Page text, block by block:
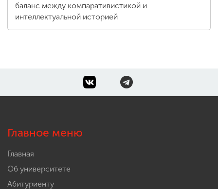
баланс между компаративистикой и
интеллектуальной историей
Главное меню
Главная
Об университете
Абитуриенту